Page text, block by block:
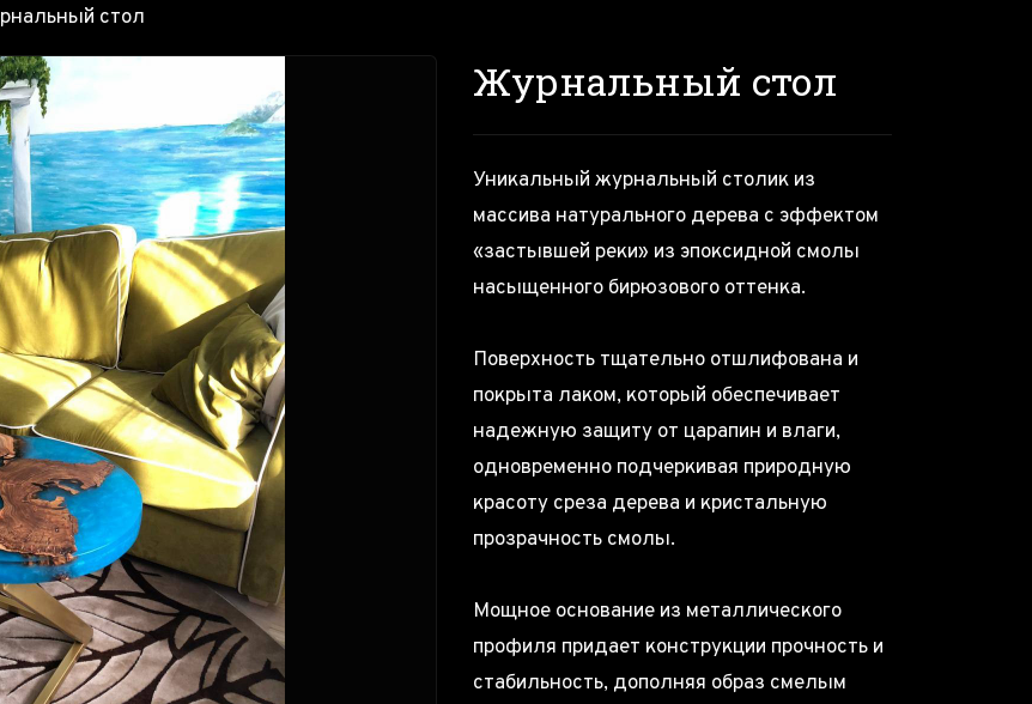
стол
Журнальный стол
Уникальный журнальный столик из
массива натурального дерева с эффектом
«застывшей реки» из эпоксидной смолы
насыщенного бирюзового оттенка.
Поверхность тщательно отшлифована и
покрыта лаком, который обеспечивает
надежную защиту от царапин и влаги,
одновременно подчеркивая природную
красоту среза дерева и кристальную
прозрачность смолы.
Мощное основание из металлического
профиля придает конструкции прочность и
стабильность, дополняя образ смелым